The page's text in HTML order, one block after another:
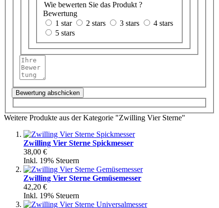
Wie bewerten Sie das Produkt ?
Bewertung
1 star
2 stars 3 stars
4 stars
5 stars
Bewertung abschicken
Weitere Produkte aus der Kategorie "Zwilling Vier Sterne"
Zwilling Vier Sterne Spickmesser
38,00 €
Inkl. 19% Steuern
Zwilling Vier Sterne Gemüsemesser
42,20 €
Inkl. 19% Steuern